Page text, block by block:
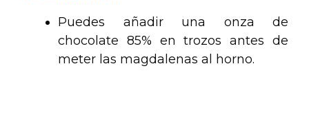
Puedes añadir una onza de
chocolate 85% en trozos antes de
meter las magdalenas al horno.